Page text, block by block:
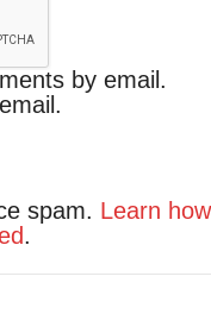
by email.
spam. Learn how
.